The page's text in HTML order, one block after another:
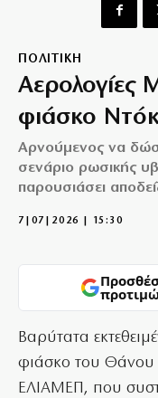
ΠΟΛΙΤΙΚΗ
Αερολογίες
φιάσκο
Αρνούμενος να
σενάριο ρωσικής
παρουσιάσει
7|07|2026 | 15:30
Βαρύτατα
φιάσκο του
ΕΛΙΑΜΕΠ, που